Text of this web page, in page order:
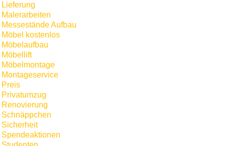
Lieferung
Malerarbeiten
Messestände Aufbau
Möbel kostenlos
Möbelaufbau
Möbellift
Möbelmontage
Montageservice
Preis
Privatumzug
Renovierung
Schnäppchen
Sicherheit
Spendeaktionen